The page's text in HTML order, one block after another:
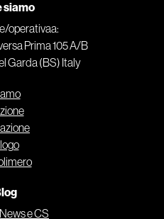
siamo
operativaa:
Prima 105 A/B
Garda (BS) Italy
e CS